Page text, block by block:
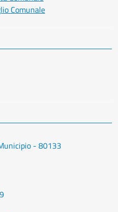
Comunale
- 80133